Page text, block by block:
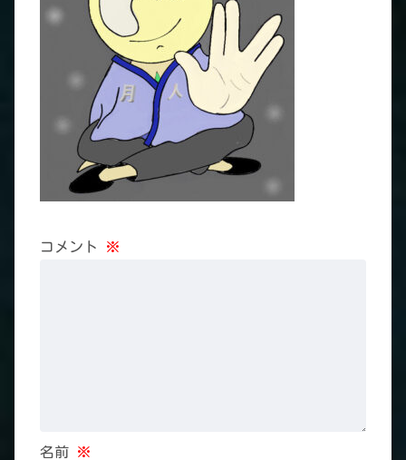
コメント ※
名前 ※